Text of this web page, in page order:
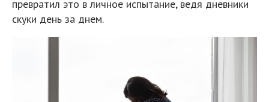
превратил это в личное испытание, ведя дневники
скуки день за днем.